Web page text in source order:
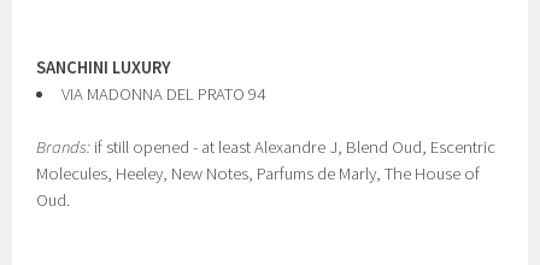
SANCHINI LUXURY
VIA MADONNA DEL PRATO 94
Brands: if still opened - at least Alexandre J, Blend Oud, Escentric
Molecules, Heeley, New Notes, Parfums de Marly, The House of
Oud.